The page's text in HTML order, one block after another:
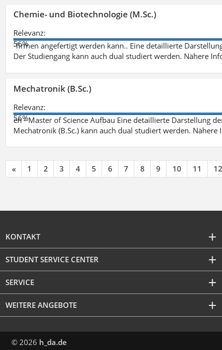
Chemie- und Biotechnologie (M.Sc.)
Relevanz:
56%
-firmen angefertigt werden kann.. Eine detaillierte
Der Studiengang kann auch dual studiert werden. Nähere
Mechatronik (B.Sc.)
Relevanz:
56%
en - Master of Science Aufbau Eine detaillierte Darstellung
Mechatronik (B.Sc.) kann auch dual studiert werden.
« 1 2 3 4 5 6 7 8 9 10 11 12
KONTAKT
STUDENT SERVICE CENTER
SERVICE
WEITERE ANGEBOTE
© 2026 h_da.de